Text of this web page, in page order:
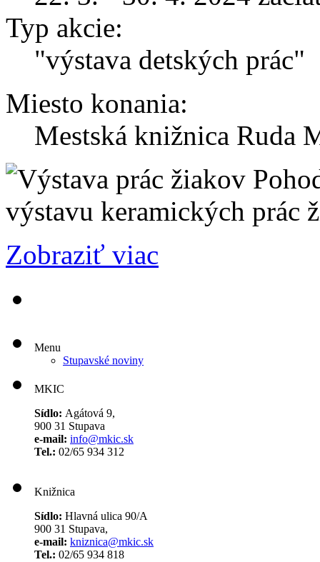
Typ akcie:
"výstava detských prác"
Miesto konania:
Mestská knižnica Ruda
výstavu keramických prác
Zobraziť viac
Menu
Stupavské noviny
MKIC
Sídlo: Agátová 9,
900 31 Stupava
e-mail: info@mkic.sk
Tel.: 02/65 934 312
Knižnica
Sídlo: Hlavná ulica 90/A
900 31 Stupava,
e-mail: kniznica@mkic.sk
Tel.: 02/65 934 818